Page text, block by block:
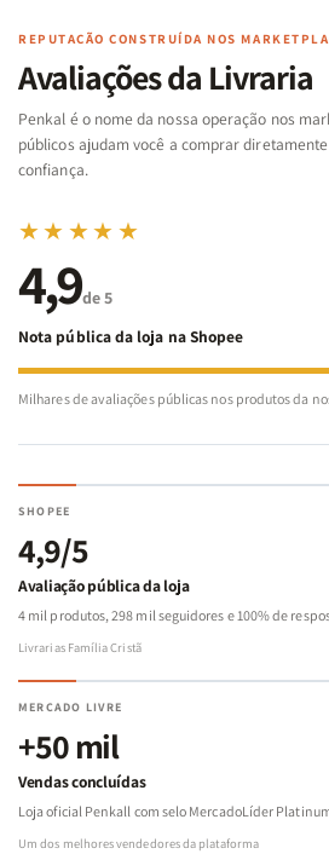
Famílias
Bíblia
-
Penkal
Famílias
da
Bíblia
-
Penkal
de
REPUTAÇÃO CONSTRUÍDA NOS
Avaliações da Livraria
Penkal é o nome da nossa operação nos
públicos ajudam você a comprar
confiança.
★★★★★
4,9de 5
Nota pública da loja na Shopee
Milhares de avaliações públicas nos produtos da
SHOPEE
4,9/5
Avaliação pública da loja
4 mil produtos, 298 mil seguidores e 100% de
Livrarias Família Cristã
MERCADO LIVRE
+50 mil
Vendas concluídas
Loja oficial Penkall com selo MercadoLíder
Um dos melhores vendedores da plataforma